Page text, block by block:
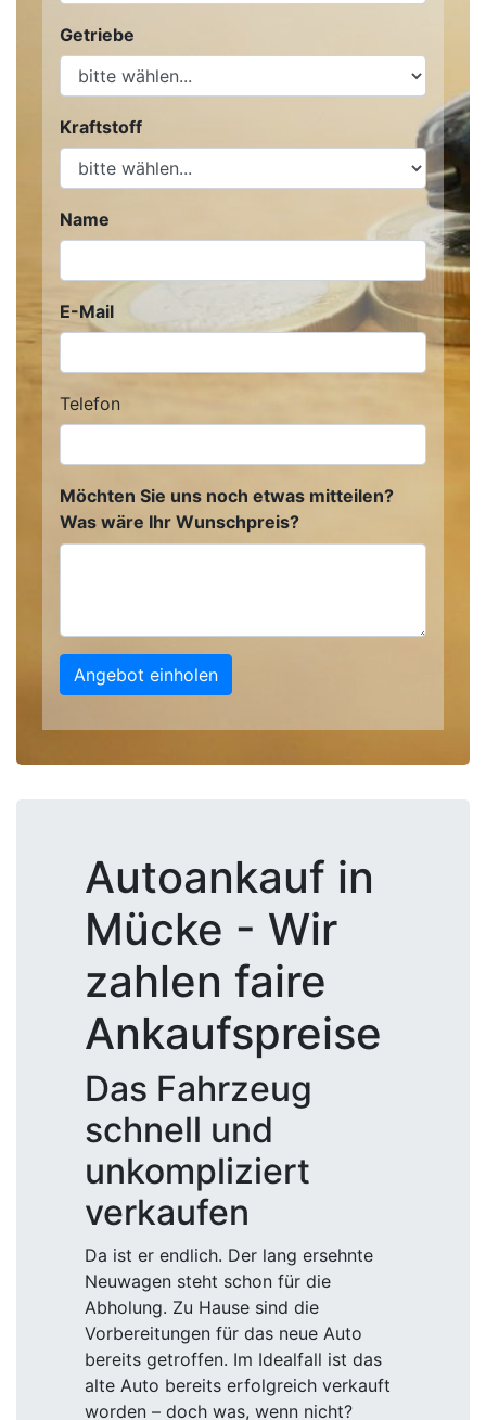
Getriebe
Kraftstoff
Name
E-Mail
Telefon
Möchten Sie uns noch etwas mitteilen?
Was wäre Ihr Wunschpreis?
Angebot einholen
Autoankauf in
Mücke - Wir
zahlen faire
Ankaufspreise
Das Fahrzeug
schnell und
unkompliziert
verkaufen
Da ist er endlich. Der lang ersehnte
Neuwagen steht schon für die
Abholung. Zu Hause sind die
Vorbereitungen für das neue Auto
bereits getroffen. Im Idealfall ist das
alte Auto bereits erfolgreich verkauft
worden – doch was, wenn nicht?